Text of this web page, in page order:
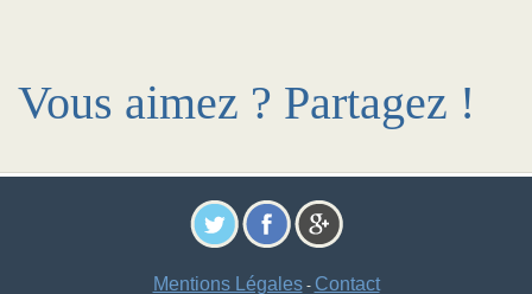
Vous aimez ? Partagez !
Mentions Légales- Contact